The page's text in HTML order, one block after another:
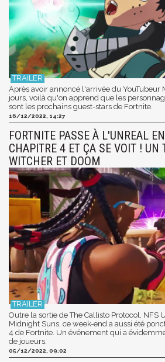
Après avoir annoncé l'arrivée du YouTubeur
jours, voilà qu'on apprend que les
sont les prochains guest-stars de Fortnite.
16/12/2022, 14:27
FORTNITE PASSE À L'UNREAL
CHAPITRE 4 ET ÇA SE VOIT ! UN
WITCHER ET DOOM
Outre la sortie de The Callisto Protocol, NFS
Midnight Suns, ce week-end a aussi été
4 de Fortnite. Un événement qui a
de joueurs.
05/12/2022, 09:02